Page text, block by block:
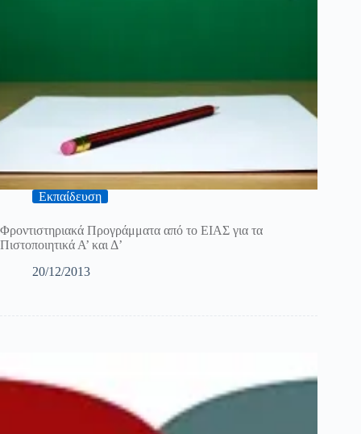
Εκπαίδευση
Φροντιστηριακά Προγράμματα από το ΕΙΑΣ για τα
Πιστοποιητικά Α’ και Δ’
20/12/2013